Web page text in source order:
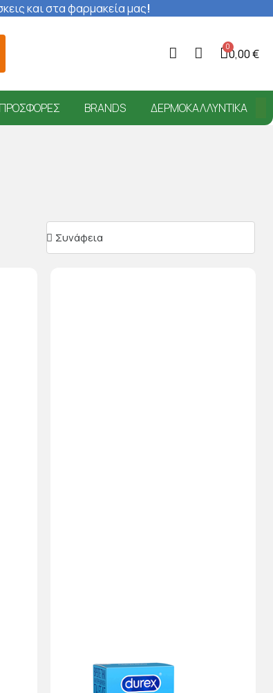
και στα φαρμακεία μας!
0,00 €
ΠΡΟΣΦΟΡΈΣ BRANDS ΔΕΡΜΟΚΑΛΛΥΝΤΙΚΆ